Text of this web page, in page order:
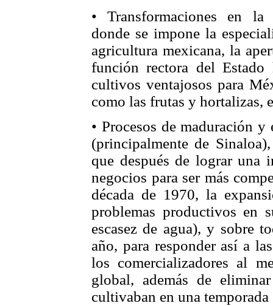
• Transformaciones en la
donde se impone la
agricultura mexicana, la
función rectora del
cultivos ventajosos para
como las frutas y hortalizas,
• Procesos de maduración y
(principalmente de
que después de lograr una
negocios para ser más
década de 1970, la
problemas productivos en
escasez de agua), y sobre
año, para responder así a
los comercializadores al
global, además de
cultivaban en una